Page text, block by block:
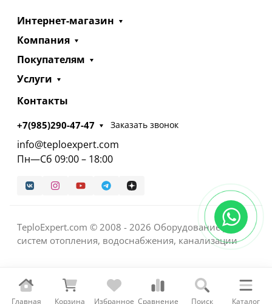
Главная Корзина Избранное Сравнение Поиск Каталог
Интернет-магазин
Компания
Покупателям
Услуги
Контакты
+7(985)290-47-47 Заказать звонок
info@teploexpert.com
Пн—Сб 09:00 – 18:00
TeploExpert.com © 2008 - 2026 Оборудование для
систем отопления, водоснабжения, канализации